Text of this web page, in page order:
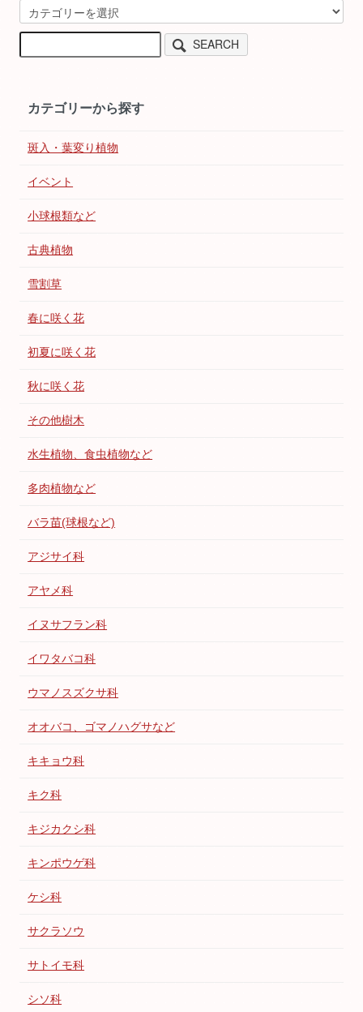
SEARCH
カテゴリーから探す
斑入・葉変り植物
イベント
小球根類など
古典植物
雪割草
春に咲く花
初夏に咲く花
秋に咲く花
その他樹木
水生植物、食虫植物など
多肉植物など
バラ苗(球根など)
アジサイ科
アヤメ科
イヌサフラン科
イワタバコ科
ウマノスズクサ科
オオバコ、ゴマノハグサなど
キキョウ科
キク科
キジカクシ科
キンポウゲ科
ケシ科
サクラソウ
サトイモ科
シソ科